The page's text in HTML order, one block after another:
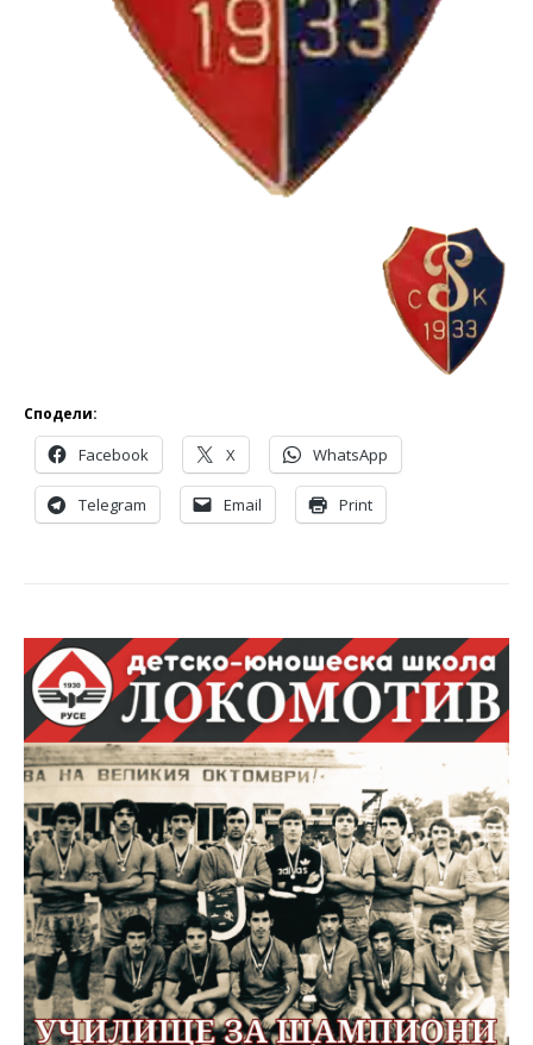
Сподели:
Facebook X WhatsApp
Telegram Email Print